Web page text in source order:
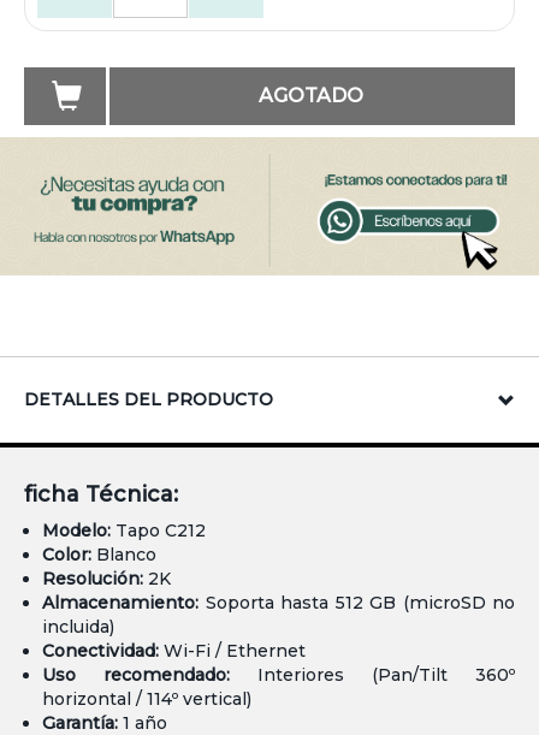
AGOTADO
DETALLES DEL PRODUCTO
ficha Técnica:
Modelo: Tapo C212
Color: Blanco
Resolución: 2K
Almacenamiento: Soporta hasta 512 GB (microSD no
incluida)
Conectividad: Wi-Fi / Ethernet
Uso recomendado: Interiores (Pan/Tilt 360º
horizontal / 114º vertical)
Garantía: 1 año